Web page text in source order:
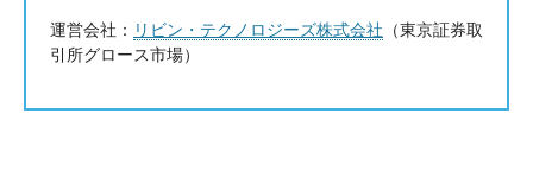
運営会社： リビン・テクノロジーズ株式会社 （東京証券取
引所グロース市場）